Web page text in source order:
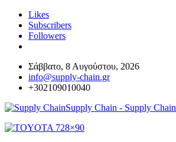
Likes
Subscribers
Followers
Σάββατο, 8 Αυγούστου, 2026
info@supply-chain.gr
+302109010040
Supply Chain - Supply Chain